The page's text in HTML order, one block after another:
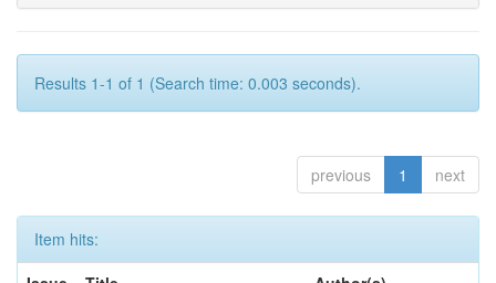
Results 1-1 of 1 (Search time: 0.003 seconds).
previous 1 next
Item hits: